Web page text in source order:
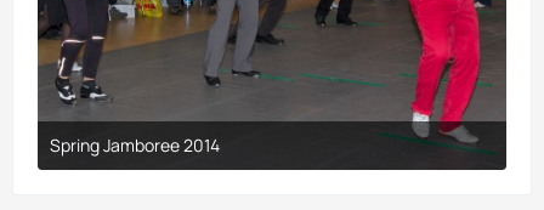
Spring Jamboree 2014
9. April 2017 um 19:43